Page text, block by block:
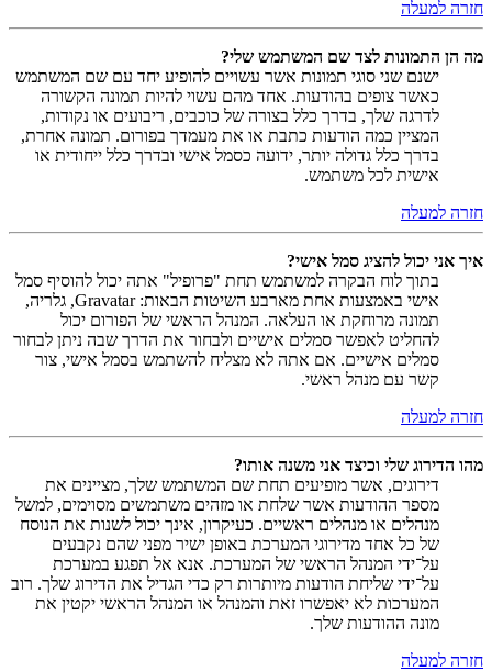
חזרה למעלה
מה הן התמונות לצד שם המשתמש שלי?
ישנם שני סוגי תמונות אשר עשויים להופיע יחד עם שם המשתמש
כאשר צופים בהודעות. אחד מהם עשוי להיות תמונה הקשורה
לדרגה שלך, בדרך כלל בצורה של כוכבים, ריבועים או נקודות,
המציין כמה הודעות כתבת או את מעמדך בפורום. תמונה אחרת,
בדרך כלל גדולה יותר, ידועה כסמל אישי ובדרך כלל ייחודית או
אישית לכל משתמש.
חזרה למעלה
איך אני יכול להציג סמל אישי?
בתוך לוח הבקרה למשתמש תחת "פרופיל" אתה יכול להוסיף סמל
אישי באמצעות אחת מארבע השיטות הבאות: Gravatar, גלריה,
תמונה מרוחקת או העלאה. המנהל הראשי של הפורום יכול
להחליט לאפשר סמלים אישיים ולבחור את הדרך שבה ניתן לבחור
סמלים אישיים. אם אתה לא מצליח להשתמש בסמל אישי, צור
קשר עם מנהל ראשי.
חזרה למעלה
מהו הדירוג שלי וכיצד אני משנה אותו?
דירוגים, אשר מופיעים תחת שם המשתמש שלך, מציינים את
מספר ההודעות אשר שלחת או מזהים משתמשים מסוימים, למשל
מנהלים או מנהלים ראשיים. כעיקרון, אינך יכול לשנות את הנוסח
של כל אחד מדירוגי המערכת באופן ישיר מפני שהם נקבעים
על־ידי המנהל הראשי של המערכת. אנא אל תפגע במערכת
על־ידי שליחת הודעות מיותרות רק כדי הגדיל את הדירוג שלך. רוב
המערכות לא יאפשרו זאת והמנהל או המנהל הראשי יקטין את
מונה ההודעות שלך.
חזרה למעלה